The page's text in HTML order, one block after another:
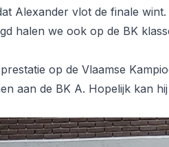
Alexander vlot de finale wint.
halen we ook op de BK
op de Vlaamse
aan de BK A. Hopelijk kan